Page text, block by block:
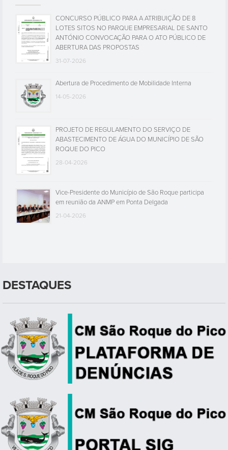
CONCURSO PÚBLICO PARA A ATRIBUIÇÃO DE 8
LOTES SITOS NO PARQUE EMPRESARIAL DE SANTO
ANTÓNIO CONVOCAÇÃO PARA O ATO PÚBLICO DE
ABERTURA DAS PROPOSTAS
31-07-2026
Abertura de Procedimento de Mobilidade Interna
14-05-2026
PROJETO DE REGULAMENTO DO SERVIÇO DE
ABASTECIMENTO DE ÁGUA DO MUNICÍPIO DE SÃO
ROQUE DO PICO
28-04-2026
Vice-Presidente do Município de São Roque participa
em reunião da ANMP em Ponta Delgada
21-04-2026
DESTAQUES